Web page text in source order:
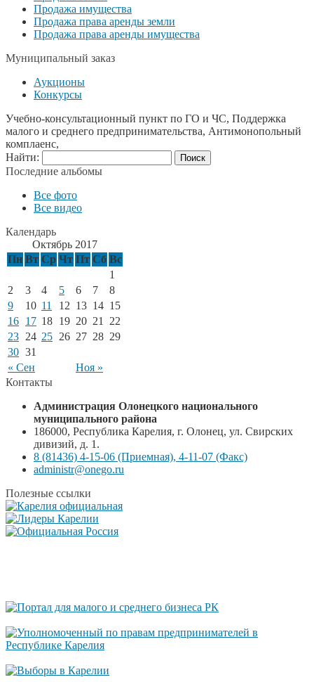
Продажа имущества
Продажа права аренды земли
Продажа права аренды имущества
Муниципальный заказ
Аукционы
Конкурсы
Учебно-консультационный пункт по ГО и ЧС, Поддержка
малого и среднего предпринимательства, Антимонопольный
комплаенс,
Найти:
Последние альбомы
Все фото
Все видео
Календарь
Октябрь 2017
Пн Вт Ср Чт Пт Сб Вс
« Сен Ноя »
1
2
3 4 5 6 7
8
9
10 11 12 13 14 15
16 17 18 19 20 21
22
23 24 25 26 27 28 29
30 31
Контакты
Администрация Олонецкого национального
муниципального района
186000, Республика Карелия, г. Олонец, ул. Свирских
дивизий, д. 1.
8 (81436) 4-15-06 (Приемная), 4-11-07 (Факс)
administr@onego.ru
Полезные ссылки